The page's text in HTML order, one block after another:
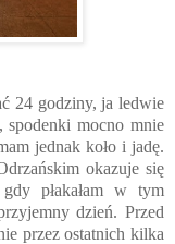
24 godziny, ja ledwie
spodenki mocno mnie
jednak koło i jadę.
okazuje się
płakałam w tym
dzień. Przed
przez ostatnich kilka